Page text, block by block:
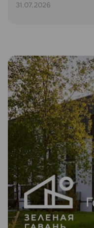
31.07.2026